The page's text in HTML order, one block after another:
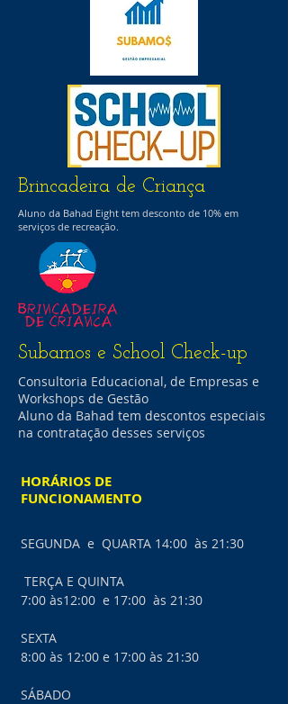
Brincadeira de Criança
Aluno da Bahad Eight tem desconto de 10% em
serviços de recreação.
Subamos e School Check-up
Consultoria Educacional, de Empresas e
Workshops de Gestão
Aluno da Bahad tem descontos especiais
na contratação desses serviços
HORÁRIOS DE
FUNCIONAMENTO
SEGUNDA e QUARTA 14:00 às 21:30
TERÇA E QUINTA
7:00 às12:00 e 17:00 às 21:30
SEXTA
8:00 às 12:00 e 17:00 às 21:30
​SÁBADO